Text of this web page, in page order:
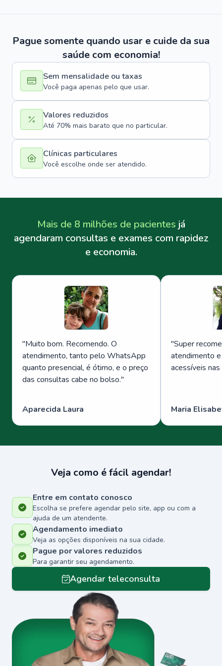
Pague somente quando usar e cuide da sua
saúde com economia!
Sem mensalidade ou taxas
Você paga apenas pelo que usar.
Valores reduzidos
Até 70% mais barato que no particular.
Clínicas particulares
Você escolhe onde ser atendido.
Mais de 8 milhões de pacientes já
agendaram consultas e exames com rapidez
e economia.
"Muito bom. Recomendo. O
atendimento, tanto pelo WhatsApp
quanto presencial, é ótimo, e o preço
das consultas cabe no bolso."
Aparecida Laura
"Super
atendimento
acessíveis
Maria
Veja como é fácil agendar!
Entre em contato conosco
Escolha se prefere agendar pelo site, app ou com a
ajuda de um atendente.
Agendamento imediato
Veja as opções disponíveis na sua cidade.
Pague por valores reduzidos
Para garantir seu agendamento.
Agendar teleconsulta